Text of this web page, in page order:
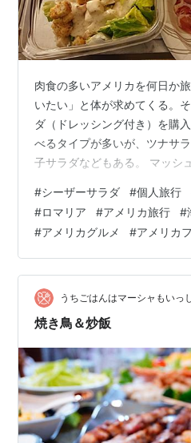
肉食の多いアメリカを何日か
いたい」と体が求めてくる。
ダ（ドレッシング付き）を購
べるタイプが多いが、ツナサ
子サラダなどもある。 マッシ
違。 内食では野菜必須 前回紹
お良し 外食の場合のおすすめ
ダ。ロメインレタスのシャキ
味わえる。これは日本で食べ
本でもロマリアという名で見
レタス。ロマリアは日本人の
#シーザーサラダ #個人旅行
#ロマリア #アメリカ旅行 #
#アメリカグルメ #アメリカ
うちごはんはマーシャもいっ
焼き鳥＆炒飯